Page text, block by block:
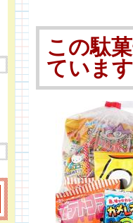
この駄
ていま